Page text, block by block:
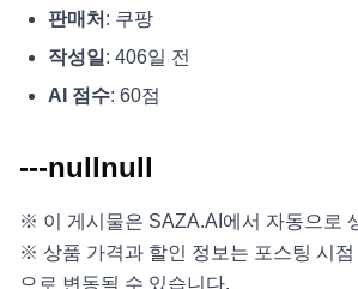
판매처 : 쿠팡
작성일: 406일 전
AI 점수: 60점
---nullnull
※ 이 게시물은 SAZA.AI에서 자동으로
※ 상품 가격과 할인 정보는 포스팅 시
으로 변동될 수 있습니다.